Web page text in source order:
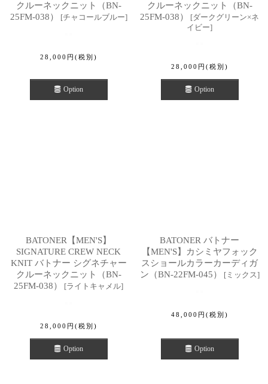
クルーネックニット（BN-
25FM-038）
[チャコールブルー]
28,000 円 (税別)
Option
クルーネックニット（BN-
25FM-038）
[ダークグリーン×ネ
イビー]
28,000 円 (税別)
Option
BATONER【MEN'S】
SIGNATURE CREW NECK
KNIT バトナー シグネチャー
クルーネックニット（BN-
25FM-038）
[ライトキャメル]
28,000 円 (税別)
Option
BATONER バトナー
【MEN'S】カシミヤフォック
スショールカラーカーディガ
ン（BN-22FM-045）
[ミックス]
48,000 円 (税別)
Option